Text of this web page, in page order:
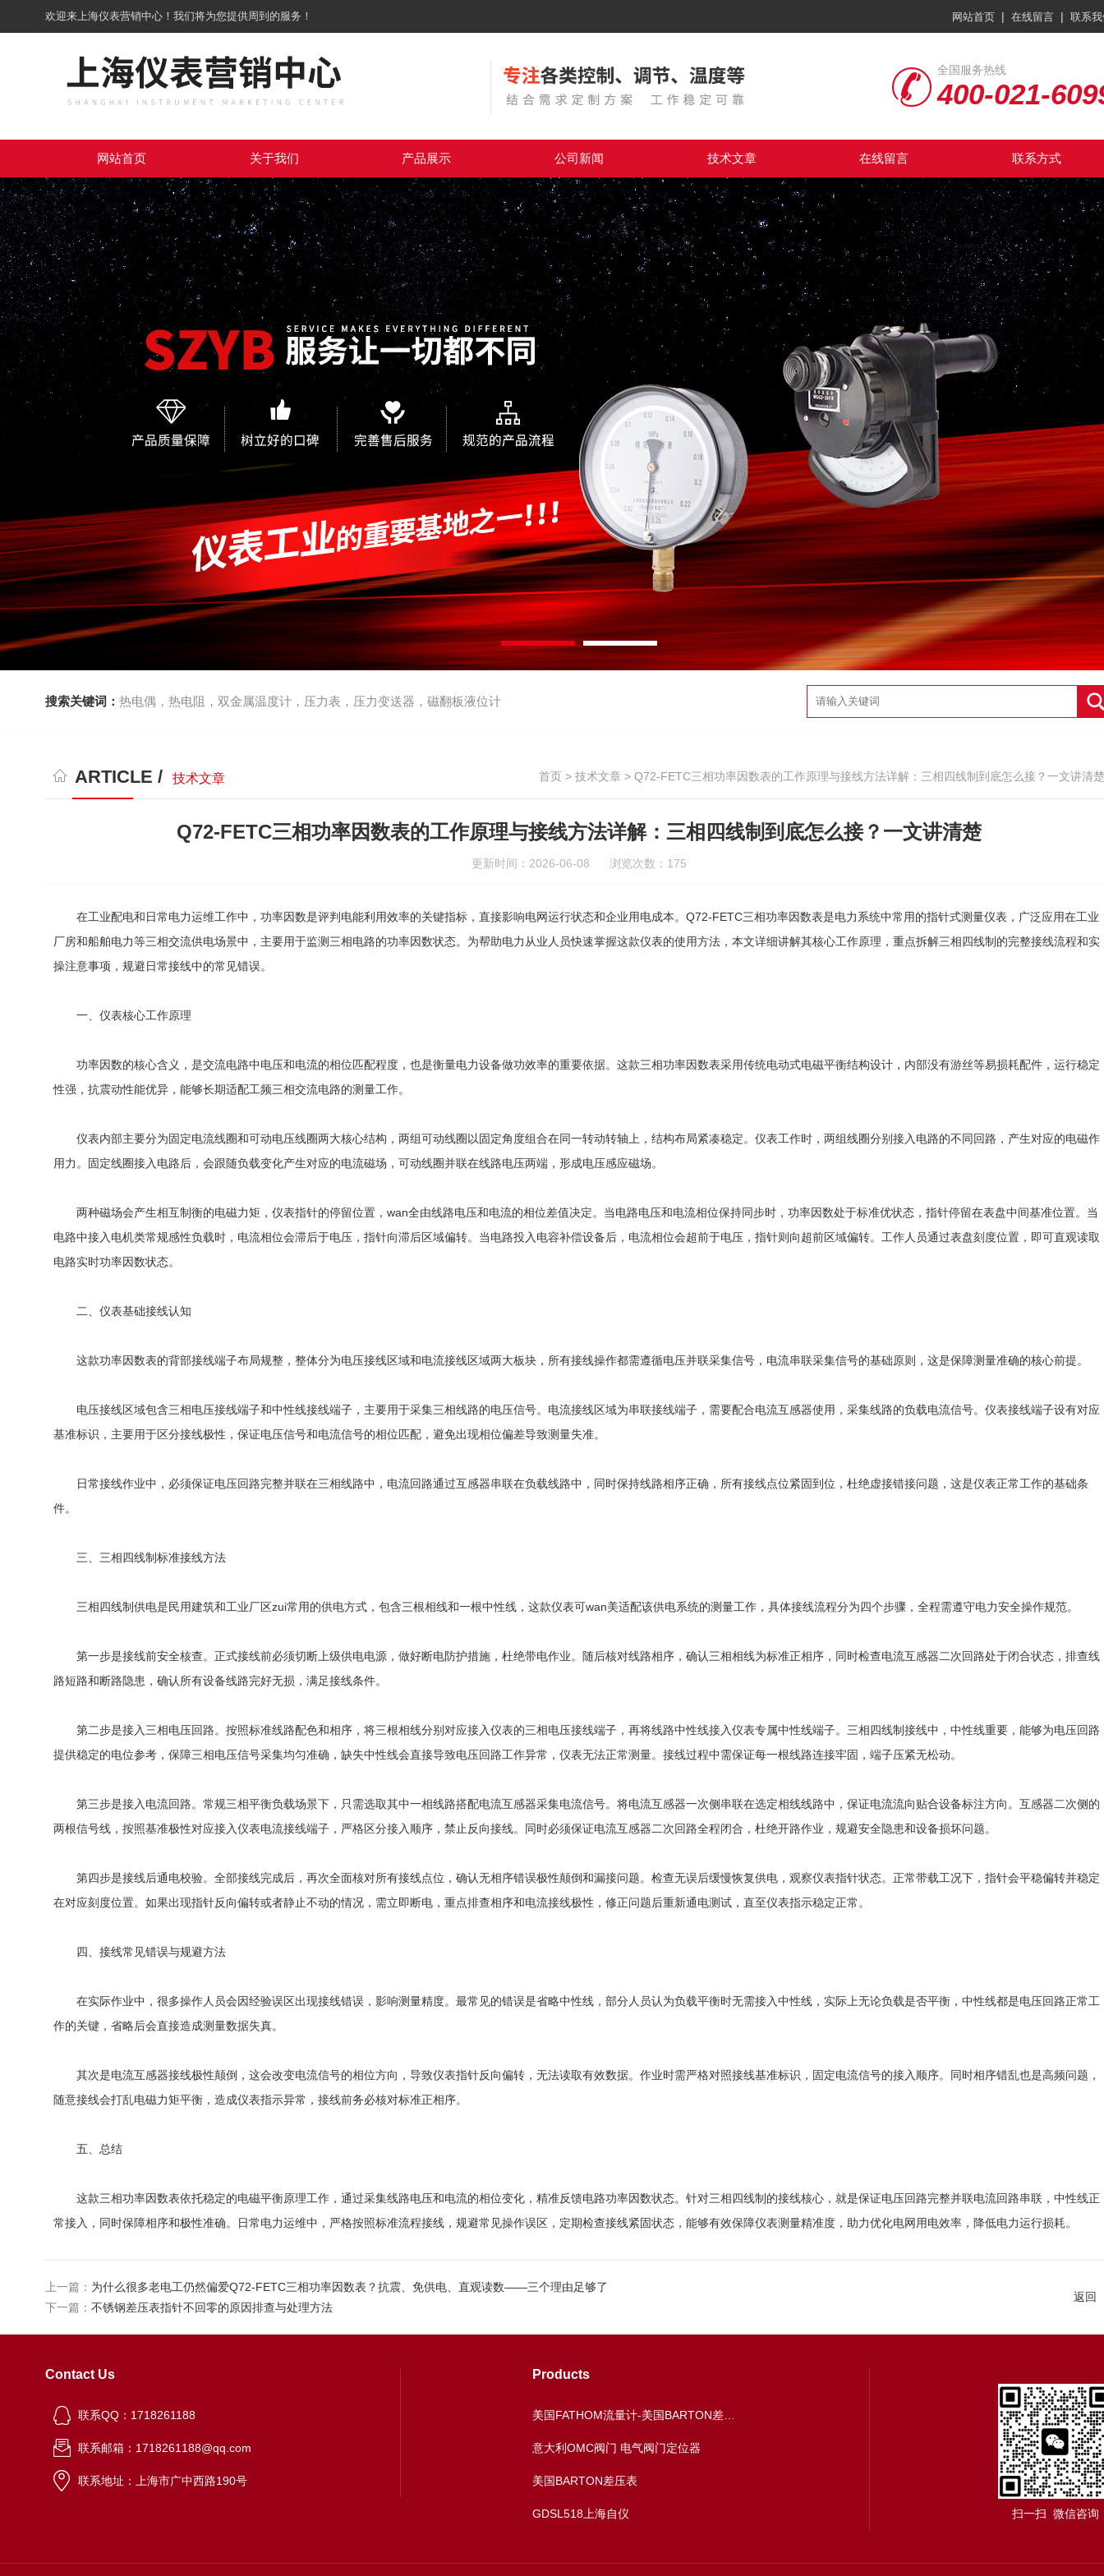
欢迎来上海仪表营销中心！我们将为您提供周到的服务！ 网站首页 | 在线留言 | 联系
全国服务热线
400-021-
网站首页 关于我们 产品展示 公司新闻 技术文章 在线留言 联系方式
搜索关键词： 热电偶，热电阻，双金属温度计，压力表，压力变送器，磁翻板液位计
ARTICLE / 技术文章 首页 > 技术文章 > Q72-FETC三相功率因数表的工作原理与接线方法详解：三相四线制到底怎么接？一文讲清楚
Q72-FETC三相功率因数表的工作原理与接线方法详解：三相四线制到底怎么接？一文讲清楚
更新时间：2026-06-08 浏览次数：175
在工业配电和日常电力运维工作中，功率因数是评判电能利用效率的关键指标，直接影响电网运行状态和企业用电成本。Q72-FETC三相功率因数表是电力系统中常用的指针式测量仪表，广泛应用在工业
厂房和船舶电力等三相交流供电场景中，主要用于监测三相电路的功率因数状态。为帮助电力从业人员快速掌握这款仪表的使用方法，本文详细讲解其核心工作原理，重点拆解三相四线制的完整接线流程和实
操注意事项，规避日常接线中的常见错误。
一、仪表核心工作原理
功率因数的核心含义，是交流电路中电压和电流的相位匹配程度，也是衡量电力设备做功效率的重要依据。这款三相功率因数表采用传统电动式电磁平衡结构设计，内部没有游丝等易损耗配件，运行稳定
性强，抗震动性能优异，能够长期适配工频三相交流电路的测量工作。
仪表内部主要分为固定电流线圈和可动电压线圈两大核心结构，两组可动线圈以固定角度组合在同一转动转轴上，结构布局紧凑稳定。仪表工作时，两组线圈分别接入电路的不同回路，产生对应的电磁作
用力。固定线圈接入电路后，会跟随负载变化产生对应的电流磁场，可动线圈并联在线路电压两端，形成电压感应磁场。
两种磁场会产生相互制衡的电磁力矩，仪表指针的停留位置，wan全由线路电压和电流的相位差值决定。当电路电压和电流相位保持同步时，功率因数处于标准优状态，指针停留在表盘中间基准位置。当
电路中接入电机类常规感性负载时，电流相位会滞后于电压，指针向滞后区域偏转。当电路投入电容补偿设备后，电流相位会超前于电压，指针则向超前区域偏转。工作人员通过表盘刻度位置，即可直观读取
电路实时功率因数状态。
二、仪表基础接线认知
这款功率因数表的背部接线端子布局规整，整体分为电压接线区域和电流接线区域两大板块，所有接线操作都需遵循电压并联采集信号，电流串联采集信号的基础原则，这是保障测量准确的核心前提。
电压接线区域包含三相电压接线端子和中性线接线端子，主要用于采集三相线路的电压信号。电流接线区域为串联接线端子，需要配合电流互感器使用，采集线路的负载电流信号。仪表接线端子设有对应
基准标识，主要用于区分接线极性，保证电压信号和电流信号的相位匹配，避免出现相位偏差导致测量失准。
日常接线作业中，必须保证电压回路完整并联在三相线路中，电流回路通过互感器串联在负载线路中，同时保持线路相序正确，所有接线点位紧固到位，杜绝虚接错接问题，这是仪表正常工作的基础条
件。
三、三相四线制标准接线方法
三相四线制供电是民用建筑和工业厂区zui常用的供电方式，包含三根相线和一根中性线，这款仪表可wan美适配该供电系统的测量工作，具体接线流程分为四个步骤，全程需遵守电力安全操作规范。
第一步是接线前安全核查。正式接线前必须切断上级供电电源，做好断电防护措施，杜绝带电作业。随后核对线路相序，确认三相相线为标准正相序，同时检查电流互感器二次回路处于闭合状态，排查线
路短路和断路隐患，确认所有设备线路完好无损，满足接线条件。
第二步是接入三相电压回路。按照标准线路配色和相序，将三根相线分别对应接入仪表的三相电压接线端子，再将线路中性线接入仪表专属中性线端子。三相四线制接线中，中性线重要，能够为电压回路
提供稳定的电位参考，保障三相电压信号采集均匀准确，缺失中性线会直接导致电压回路工作异常，仪表无法正常测量。接线过程中需保证每一根线路连接牢固，端子压紧无松动。
第三步是接入电流回路。常规三相平衡负载场景下，只需选取其中一相线路搭配电流互感器采集电流信号。将电流互感器一次侧串联在选定相线线路中，保证电流流向贴合设备标注方向。互感器二次侧的
两根信号线，按照基准极性对应接入仪表电流接线端子，严格区分接入顺序，禁止反向接线。同时必须保证电流互感器二次回路全程闭合，杜绝开路作业，规避安全隐患和设备损坏问题。
第四步是接线后通电校验。全部接线完成后，再次全面核对所有接线点位，确认无相序错误极性颠倒和漏接问题。检查无误后缓慢恢复供电，观察仪表指针状态。正常带载工况下，指针会平稳偏转并稳定
在对应刻度位置。如果出现指针反向偏转或者静止不动的情况，需立即断电，重点排查相序和电流接线极性，修正问题后重新通电测试，直至仪表指示稳定正常。
四、接线常见错误与规避方法
在实际作业中，很多操作人员会因经验误区出现接线错误，影响测量精度。最常见的错误是省略中性线，部分人员认为负载平衡时无需接入中性线，实际上无论负载是否平衡，中性线都是电压回路正常工
作的关键，省略后会直接造成测量数据失真。
其次是电流互感器接线极性颠倒，这会改变电流信号的相位方向，导致仪表指针反向偏转，无法读取有效数据。作业时需严格对照接线基准标识，固定电流信号的接入顺序。同时相序错乱也是高频问题，
随意接线会打乱电磁力矩平衡，造成仪表指示异常，接线前务必核对标准正相序。
五、总结
这款三相功率因数表依托稳定的电磁平衡原理工作，通过采集线路电压和电流的相位变化，精准反馈电路功率因数状态。针对三相四线制的接线核心，就是保证电压回路完整并联电流回路串联，中性线正
常接入，同时保障相序和极性准确。日常电力运维中，严格按照标准流程接线，规避常见操作误区，定期检查接线紧固状态，能够有效保障仪表测量精准度，助力优化电网用电效率，降低电力运行损耗。
上一篇： 为什么很多老电工仍然偏爱Q72-FETC三相功率因数表？抗震、免供电、直观读数——三个理由足够了
下一篇： 不锈钢差压表指针不回零的原因排查与处理方法
返回
Contact Us
联系QQ：1718261188
联系邮箱：1718261188@qq.com
联系地址：上海市广中西路190号
Products
意大利OMC阀门 电气阀门定位器
美国BARTON差压表
GDSL518上海自仪 扫一扫 微信咨询